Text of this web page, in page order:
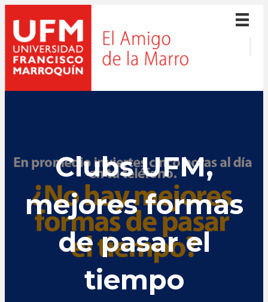
Clubs UFM,
mejores formas
de pasar el
tiempo